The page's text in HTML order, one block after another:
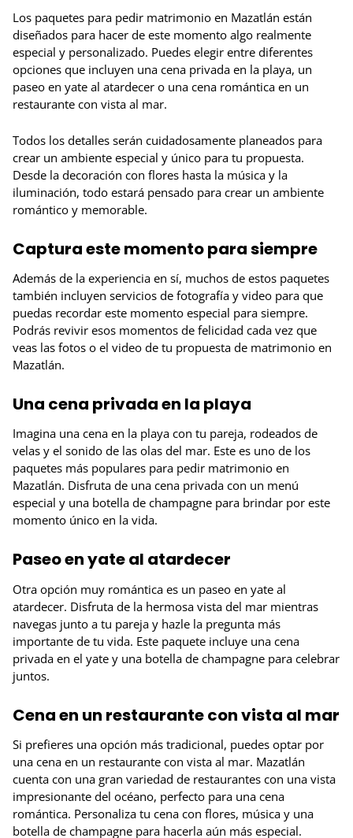
Los paquetes para pedir matrimonio en Mazatlán están
diseñados para hacer de este momento algo realmente
especial y personalizado. Puedes elegir entre diferentes
opciones que incluyen una cena privada en la playa, un
paseo en yate al atardecer o una cena romántica en un
restaurante con vista al mar.
Todos los detalles serán cuidadosamente planeados para
crear un ambiente especial y único para tu propuesta.
Desde la decoración con flores hasta la música y la
iluminación, todo estará pensado para crear un ambiente
romántico y memorable.
Captura este momento para siempre
Además de la experiencia en sí, muchos de estos paquetes
también incluyen servicios de fotografía y video para que
puedas recordar este momento especial para siempre.
Podrás revivir esos momentos de felicidad cada vez que
veas las fotos o el video de tu propuesta de matrimonio en
Mazatlán.
Una cena privada en la playa
Imagina una cena en la playa con tu pareja, rodeados de
velas y el sonido de las olas del mar. Este es uno de los
paquetes más populares para pedir matrimonio en
Mazatlán. Disfruta de una cena privada con un menú
especial y una botella de champagne para brindar por este
momento único en la vida.
Paseo en yate al atardecer
Otra opción muy romántica es un paseo en yate al
atardecer. Disfruta de la hermosa vista del mar mientras
navegas junto a tu pareja y hazle la pregunta más
importante de tu vida. Este paquete incluye una cena
privada en el yate y una botella de champagne para celebrar
juntos.
Cena en un restaurante con vista al mar
Si prefieres una opción más tradicional, puedes optar por
una cena en un restaurante con vista al mar. Mazatlán
cuenta con una gran variedad de restaurantes con una vista
impresionante del océano, perfecto para una cena
romántica. Personaliza tu cena con flores, música y una
botella de champagne para hacerla aún más especial.